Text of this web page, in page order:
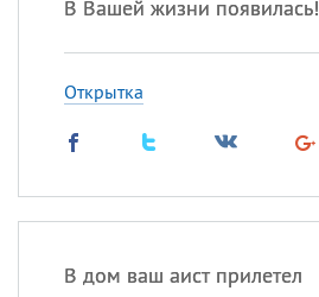
В Вашей жизни появилась!
Открытка
В дом ваш аист прилетел